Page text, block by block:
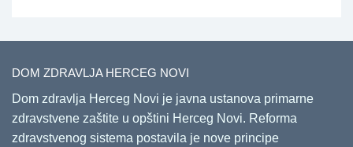
DOM ZDRAVLJA HERCEG NOVI
Dom zdravlja Herceg Novi je javna ustanova primarne
zdravstvene zaštite u opštini Herceg Novi. Reforma
zdravstvenog sistema postavila je nove principe